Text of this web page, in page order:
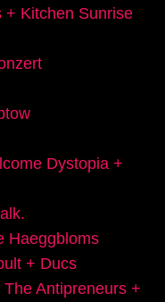
+ Kitchen Sunrise
Dystopia +
Haeggbloms
+ Ducs
Antipreneurs +